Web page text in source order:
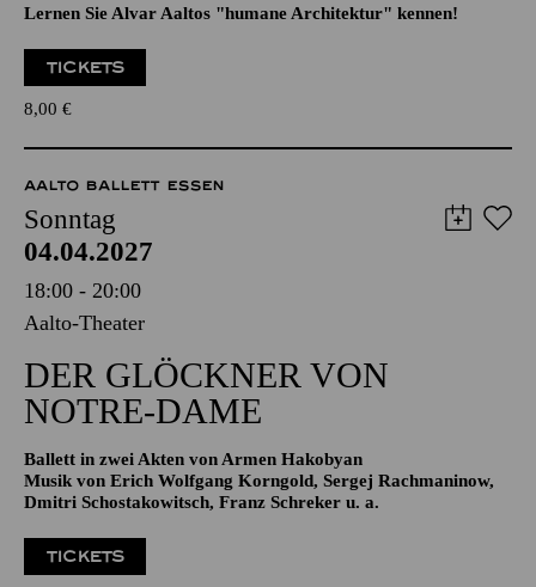
Lernen Sie Alvar Aaltos "humane Architektur" kennen!
TICKETS
8,00 €
AALTO BALLETT ESSEN
Sonntag
04.04.2027
18:00 - 20:00
Aalto-Theater
DER GLÖCKNER­ VON
NOTRE-DAME
Ballett in zwei Akten von Armen Hakobyan
Musik von Erich Wolfgang Korngold, Sergej Rachmaninow,
Dmitri Schostakowitsch, Franz Schreker u. a.
TICKETS